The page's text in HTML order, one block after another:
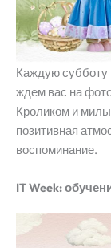
Каждую субботу
ждем вас на
Кроликом и
позитивная
воспоминание.
IT Week: